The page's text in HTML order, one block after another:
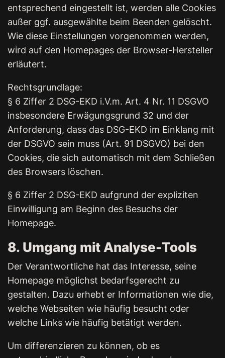
entsprechend eingestellt ist, werden alle Cookies
außer ggf. ausgewählte beim Beenden gelöscht.
Wie diese Einstellungen vorgenommen werden,
wird auf den Homepages der Browser-Hersteller
erläutert.
Rechtsgrundlage:
§ 6 Ziffer 2 DSG-EKD i.V.m. Art. 4 Nr. 11 DSGVO
insbesondere Erwägungsgrund 32 und der
Anforderung, dass das DSG-EKD im Einklang mit
der DSGVO sein muss (Art. 91 DSGVO) bei den
Cookies, die sich automatisch mit dem Schließen
des Browsers löschen.
§ 6 Ziffer 2 DSG-EKD aufgrund der expliziten
Einwilligung am Beginn des Besuchs der
Homepage.
8. Umgang mit Analyse-Tools
Der Verantwortliche hat das Interesse, seine
Homepage möglichst bedarfsgerecht zu
gestalten. Dazu erhebt er Informationen wie die,
welche Webseiten wie häufig besucht oder
welche Links wie häufig betätigt werden.
Um differenzieren zu können, ob es